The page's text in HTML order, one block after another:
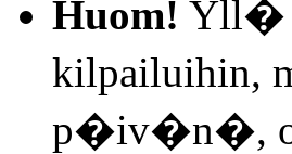
Huom! Yll�
kilpailuihin,
p�iv�n�,